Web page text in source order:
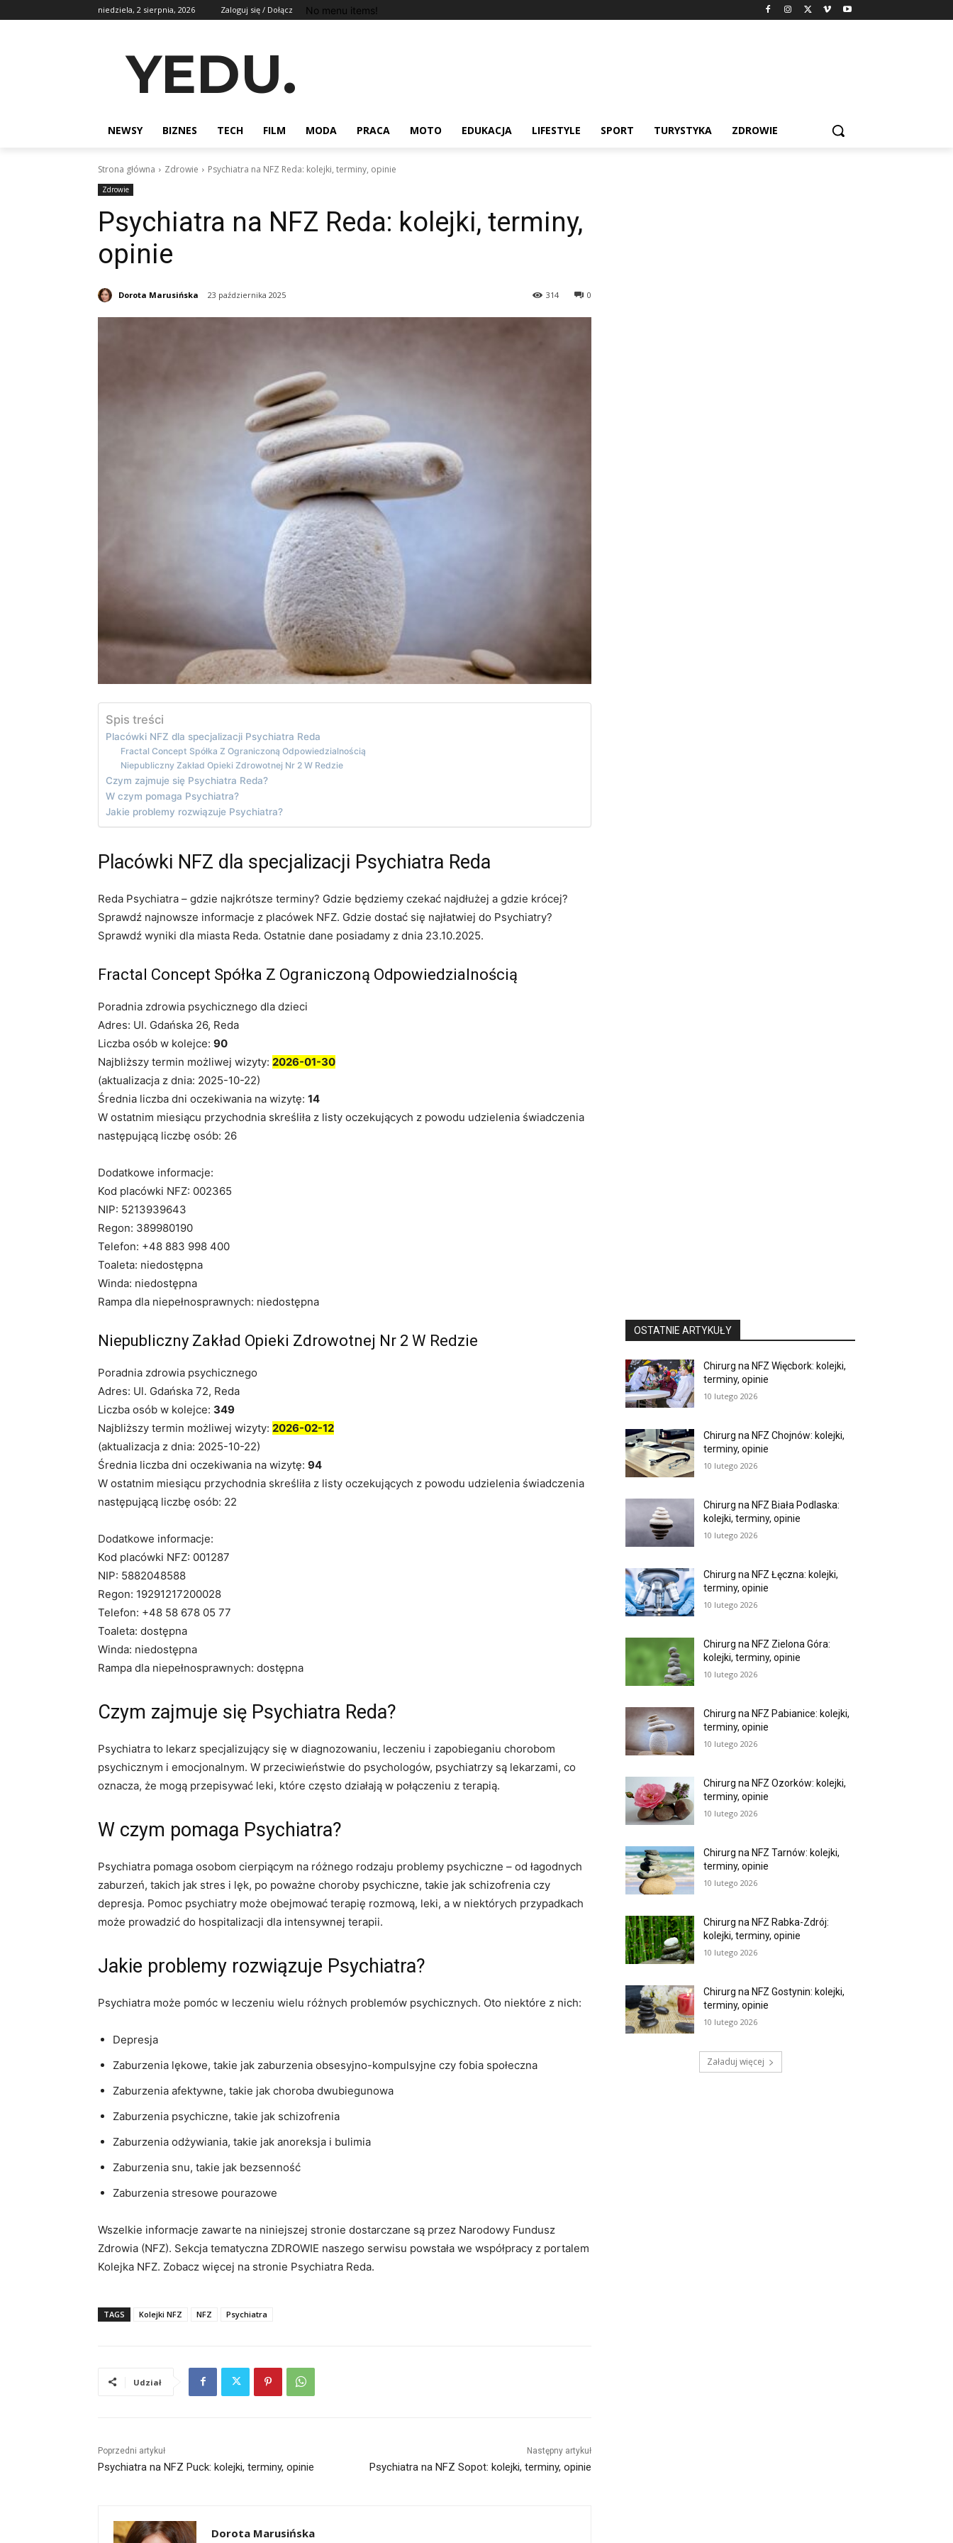
niedziela, 2 sierpnia, 2026 Zaloguj się / Dołącz No menu items!
YEDU.
NEWSY BIZNES TECH FILM MODA PRACA MOTO EDUKACJA LIFESTYLE SPORT TURYSTYKA ZDROWIE
Strona główna Zdrowie Psychiatra na NFZ Reda: kolejki, terminy, opinie
Zdrowie
Psychiatra na NFZ Reda: kolejki, terminy,
opinie
Dorota Marusińska 23 października 2025 0
314
Spis treści
Placówki NFZ dla specjalizacji Psychiatra Reda
Fractal Concept Spółka Z Ograniczoną Odpowiedzialnością
Niepubliczny Zakład Opieki Zdrowotnej Nr 2 W Redzie
Czym zajmuje się Psychiatra Reda?
W czym pomaga Psychiatra?
Jakie problemy rozwiązuje Psychiatra?
Placówki NFZ dla specjalizacji Psychiatra Reda
Reda Psychiatra – gdzie najkrótsze terminy? Gdzie będziemy czekać najdłużej a gdzie krócej?
Sprawdź najnowsze informacje z placówek NFZ. Gdzie dostać się najłatwiej do Psychiatry?
Sprawdź wyniki dla miasta Reda. Ostatnie dane posiadamy z dnia 23.10.2025.
Fractal Concept Spółka Z Ograniczoną Odpowiedzialnością
Poradnia zdrowia psychicznego dla dzieci
Adres: Ul. Gdańska 26, Reda
Liczba osób w kolejce: 90
Najbliższy termin możliwej wizyty: 2026-01-30
(aktualizacja z dnia: 2025-10-22)
Średnia liczba dni oczekiwania na wizytę: 14
W ostatnim miesiącu przychodnia skreśliła z listy oczekujących z powodu udzielenia świadczenia
następującą liczbę osób: 26
Dodatkowe informacje:
Kod placówki NFZ: 002365
NIP: 5213939643
Regon: 389980190
Telefon: +48 883 998 400
Toaleta: niedostępna
Winda: niedostępna
Rampa dla niepełnosprawnych: niedostępna
Niepubliczny Zakład Opieki Zdrowotnej Nr 2 W Redzie
Poradnia zdrowia psychicznego
Adres: Ul. Gdańska 72, Reda
Liczba osób w kolejce: 349
Najbliższy termin możliwej wizyty: 2026-02-12
(aktualizacja z dnia: 2025-10-22)
Średnia liczba dni oczekiwania na wizytę: 94
W ostatnim miesiącu przychodnia skreśliła z listy oczekujących z powodu udzielenia świadczenia
następującą liczbę osób: 22
Dodatkowe informacje:
Kod placówki NFZ: 001287
NIP: 5882048588
Regon: 19291217200028
Telefon: +48 58 678 05 77
Toaleta: dostępna
Winda: niedostępna
Rampa dla niepełnosprawnych: dostępna
Czym zajmuje się Psychiatra Reda?
Psychiatra to lekarz specjalizujący się w diagnozowaniu, leczeniu i zapobieganiu chorobom
psychicznym i emocjonalnym. W przeciwieństwie do psychologów, psychiatrzy są lekarzami, co
oznacza, że ​​mogą przepisywać leki, które często działają w połączeniu z terapią.
W czym pomaga Psychiatra?
Psychiatra pomaga osobom cierpiącym na różnego rodzaju problemy psychiczne – od łagodnych
zaburzeń, takich jak stres i lęk, po poważne choroby psychiczne, takie jak schizofrenia czy
depresja. Pomoc psychiatry może obejmować terapię rozmową, leki, a w niektórych przypadkach
może prowadzić do hospitalizacji dla intensywnej terapii.
Jakie problemy rozwiązuje Psychiatra?
Psychiatra może pomóc w leczeniu wielu różnych problemów psychicznych. Oto niektóre z nich:
Depresja
Zaburzenia lękowe, takie jak zaburzenia obsesyjno-kompulsyjne czy fobia społeczna
Zaburzenia afektywne, takie jak choroba dwubiegunowa
Zaburzenia psychiczne, takie jak schizofrenia
Zaburzenia odżywiania, takie jak anoreksja i bulimia
Zaburzenia snu, takie jak bezsenność
Zaburzenia stresowe pourazowe
Wszelkie informacje zawarte na niniejszej stronie dostarczane są przez Narodowy Fundusz
Zdrowia (NFZ). Sekcja tematyczna ZDROWIE naszego serwisu powstała we współpracy z portalem
Kolejka NFZ. Zobacz więcej na stronie Psychiatra Reda.
TAGS Kolejki NFZ NFZ Psychiatra
Udział
Poprzedni artykuł
Psychiatra na NFZ Puck: kolejki, terminy, opinie
Następny artykuł
Psychiatra na NFZ Sopot: kolejki, terminy, opinie
Dorota Marusińska
OSTATNIE ARTYKUŁY
Chirurg na NFZ Więcbork: kolejki,
terminy, opinie
10 lutego 2026
Chirurg na NFZ Chojnów: kolejki,
terminy, opinie
10 lutego 2026
Chirurg na NFZ Biała Podlaska:
kolejki, terminy, opinie
10 lutego 2026
Chirurg na NFZ Łęczna: kolejki,
terminy, opinie
10 lutego 2026
Chirurg na NFZ Zielona Góra:
kolejki, terminy, opinie
10 lutego 2026
Chirurg na NFZ Pabianice: kolejki,
terminy, opinie
10 lutego 2026
Chirurg na NFZ Ozorków: kolejki,
terminy, opinie
10 lutego 2026
Chirurg na NFZ Tarnów: kolejki,
terminy, opinie
10 lutego 2026
Chirurg na NFZ Rabka-Zdrój:
kolejki, terminy, opinie
10 lutego 2026
Chirurg na NFZ Gostynin: kolejki,
terminy, opinie
10 lutego 2026
Załaduj więcej